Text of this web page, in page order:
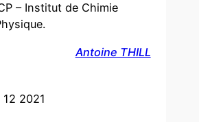
2021
– Institut de Chimie
Antoine THILL